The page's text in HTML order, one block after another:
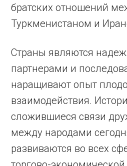
братских отношений
Туркменистаном и
Страны являются
партнерами и
наращивают опыт
взаимодействия.
сложившиеся связи
между народами
развиваются во всех